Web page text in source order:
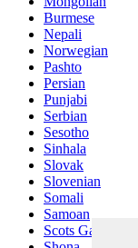
Burmese
Nepali
Norwegian
Pashto
Persian
Punjabi
Serbian
Sesotho
Sinhala
Slovak
Slovenian
Somali
Samoan
Scots Gaelic